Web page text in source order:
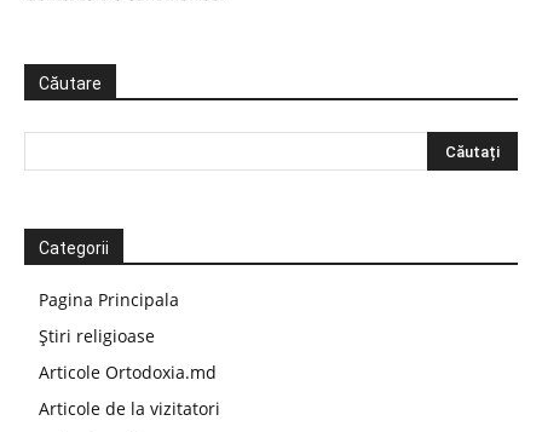
Căutare
Categorii
Pagina Principala
Știri religioase
Articole Ortodoxia.md
Articole de la vizitatori